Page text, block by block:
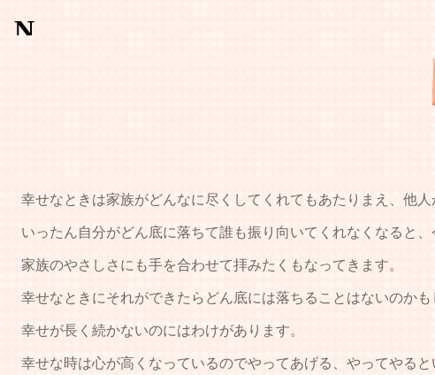
幸せなときは家族がどんなに尽くしてくれてもあたりまえ、他
いったん自分がどん底に落ちて誰も振り向いてくれなくなると
家族のやさしさにも手を合わせて拝みたくもなってきます。
幸せなときにそれができたらどん底には落ちることはないのかも
幸せが長く続かないのにはわけがあります。
幸せな時は心が高くなっているのでやってあげる、やってやると